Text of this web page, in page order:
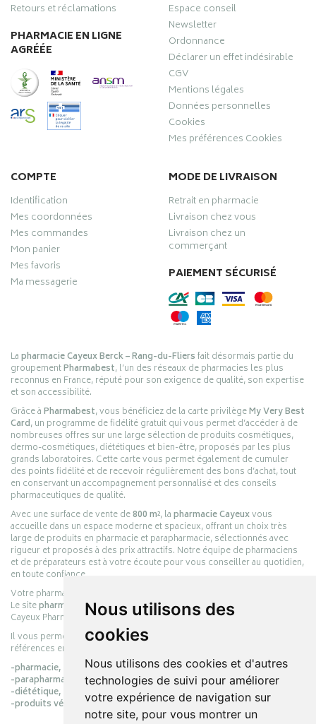
Nous utilisons des
cookies
Nous utilisons des cookies et d'autres
technologies de suivi pour améliorer
votre expérience de navigation sur
notre site, pour vous montrer un
Retours et réclamations
PHARMACIE EN LIGNE
AGRÉÉE
Espace conseil
Newsletter
Ordonnance
Déclarer un effet indésirable
CGV
Mentions légales
Données personnelles
Cookies
Mes préférences Cookies
COMPTE
Identification
Mes coordonnées
Mes commandes
Mon panier
Mes favoris
Ma messagerie
MODE DE LIVRAISON
Retrait en pharmacie
Livraison chez vous
Livraison chez un
commerçant
PAIEMENT SÉCURISÉ
Lapharmacie Cayeux Berck – Rang-du-Fliersfait désormais partie du
groupementPharmabest, l’un des réseaux de pharmacies les plus
reconnus en France, réputé pour son exigence de qualité, son expertise
et son accessibilité.
Grâce àPharmabest, vous bénéficiez de la carte privilègeMy Very Best
Card, un programme de fidélité gratuit qui vous permet d’accéder à de
nombreuses offres sur une large sélection de produits cosmétiques,
dermo-cosmétiques, diététiques et bien-être, proposés par les plus
grands laboratoires. Cette carte vous permet également de cumuler
des points fidélité et de recevoir régulièrement des bons d’achat, tout
en conservant un accompagnement personnalisé et des conseils
pharmaceutiques de qualité.
Avec une surface de vente de800 m², lapharmacie Cayeuxvous
accueille dans un espace moderne et spacieux, offrant un choix très
large de produits en pharmacie et parapharmacie, sélectionnés avec
rigueur et proposés à des prix attractifs. Notre équipe de pharmaciens
et de préparateurs est à votre écoute pour vous conseiller au quotidien,
en toute confiance.
Votre pharmacie en ligne :
Le sitepharmacie-cayeux.frest le prolongement digital de la pharmacie
Cayeux Pharmabest Berck-sur-Mer – Rang-du-Fliers.
Il vous permet de réaliser vos achats en ligne parmi des milliers de
références en :
-pharmacie,
-parapharmacie,
-diététique,
-produits vétérinaires.